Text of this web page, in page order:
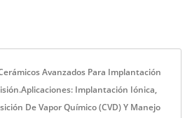
Avanzados Para Implantación
Implantación Iónica,
De Vapor Químico (CVD) Y Manejo